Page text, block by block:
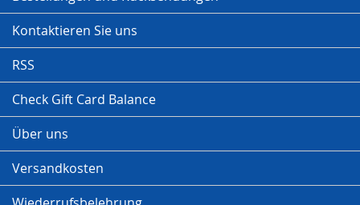
Kontaktieren Sie uns
RSS
Check Gift Card Balance
Über uns
Versandkosten